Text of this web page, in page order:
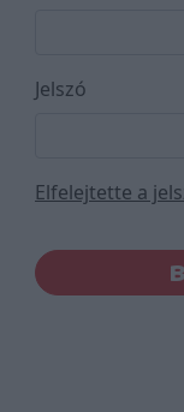
Jelszó
Elfelejtette a